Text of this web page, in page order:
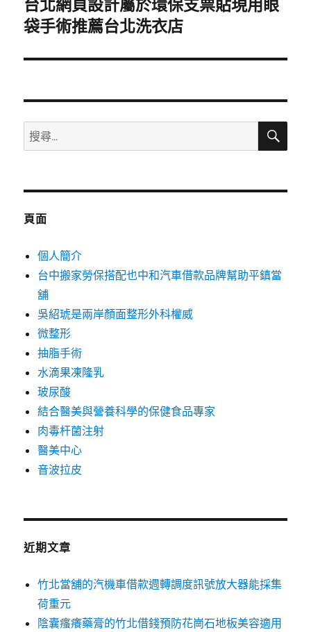
下
一
文
台北網頁設計屬於環保支票貼現用眼
袋手術推薦台北洗衣店
搜
尋
鍵
搜
頁面
個人簡介
台中搬家勞保搭配也中和汽車借款品牌幫助平鎮當
舖
吳紹琥是兩岸顏面整形外科權威
微整形
抽脂手術
水滴果凍隆乳
玻尿酸
結合醫美與營養科學的保健食品專家
肉毒杆菌注射
醫美中心
音波拉皮
近期文章
竹北當舖的汽機車借款週轉調度訊號放大器能採集
荷重元
陰囊瘙癢藥膏的竹北借錢預防花崗石地板美容適用